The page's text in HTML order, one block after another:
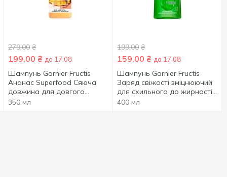
279.00 ₴
199.00 ₴ до 17.08
Шампунь Garnier Fructis
Ананас Superfood Сяюча
довжина для довгого
тьмяного волосся 350мл
350 мл
199.00 ₴
159.00 ₴ до 17.08
Шампунь Garnier Fructis
Заряд свіжості зміцнюючий
для схильного до жирності
волосся 400мл
400 мл